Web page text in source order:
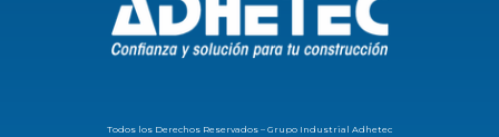
Todos los Derechos Reservados – Grupo Industrial Adhetec